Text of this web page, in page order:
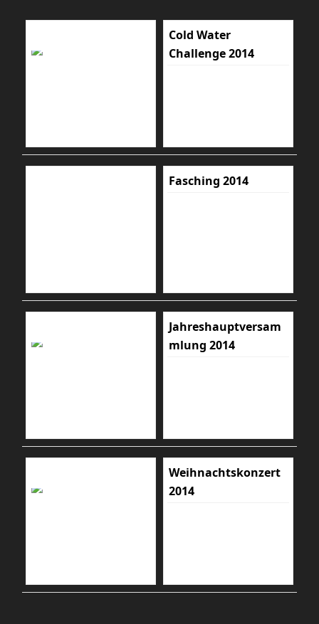
Cold Water
Challenge 2014
Fasching 2014
Jahreshauptversam
mlung 2014
Weihnachtskonzert
2014